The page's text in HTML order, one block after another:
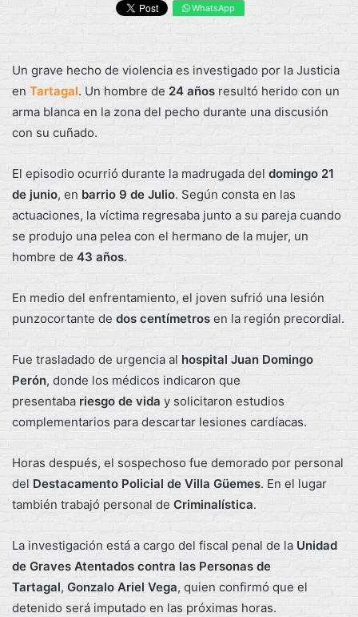
WhatsApp
Un grave hecho de violencia es investigado por la Justicia
en Tartagal. Un hombre de 24 años resultó herido con un
arma blanca en la zona del pecho durante una discusión
con su cuñado.
El episodio ocurrió durante la madrugada del domingo 21
de junio, en barrio 9 de Julio. Según consta en las
actuaciones, la víctima regresaba junto a su pareja cuando
se produjo una pelea con el hermano de la mujer, un
hombre de 43 años.
En medio del enfrentamiento, el joven sufrió una lesión
punzocortante de dos centímetros en la región precordial.
Fue trasladado de urgencia al hospital Juan Domingo
Perón, donde los médicos indicaron que
presentaba riesgo de vida y solicitaron estudios
complementarios para descartar lesiones cardíacas.
Horas después, el sospechoso fue demorado por personal
del Destacamento Policial de Villa Güemes. En el lugar
también trabajó personal de Criminalística.
La investigación está a cargo del fiscal penal de la Unidad
de Graves Atentados contra las Personas de
Tartagal, Gonzalo Ariel Vega, quien confirmó que el
detenido será imputado en las próximas horas.